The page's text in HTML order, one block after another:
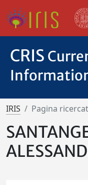
CRIS
IRIS Pagina